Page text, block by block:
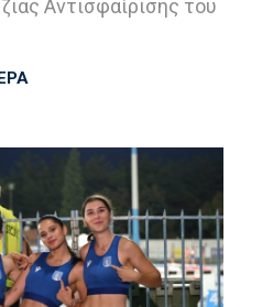
Αντισφαίρισης του